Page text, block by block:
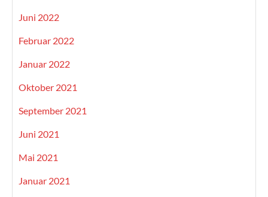
Juni 2022
Februar 2022
Januar 2022
Oktober 2021
September 2021
Juni 2021
Mai 2021
Januar 2021